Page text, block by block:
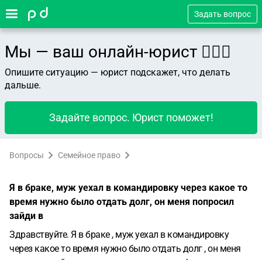
Задать вопрос
Мы — ваш онлайн-юрист 👨🏻‍⚖️
Опишите ситуацию — юрист подскажет, что делать
дальше.
Задайте вопрос. Юрист поможет!
Вопросы Семейное право
Я в браке, муж уехал в командировку через какое то
время нужно было отдать долг, он меня попросил
зайди в
Здравствуйте. Я в браке , муж уехал в командировку
через какое то время нужно было отдать долг , он меня